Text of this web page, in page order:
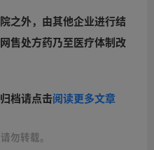
之外，由其他企业进行结
售处方药乃至医疗体制改
档请点击阅读更多文章
勿转载。